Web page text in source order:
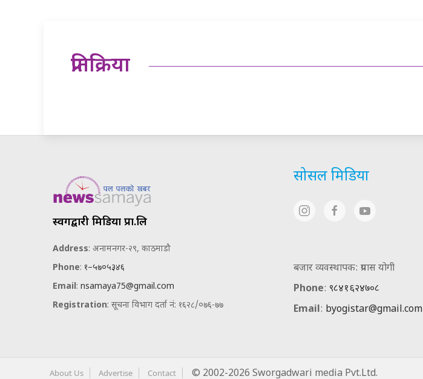
प्रतिक्रिया
स्वर्गद्वारी मिडिया प्रा.लि
Address: अनामनगर-२९, काठमाडौ
Phone: १–५७०५३४६
Email: nsamaya75@gmail.com
Registration: सूचना विभाग दर्ता नं: १६२८/०७६-७७
सोसल मिडिया
बजार व्यवस्थापक: प्रयास योगी
Phone: ९८४१६२४७०८
Email: byogistar@gmail.com
About Us Advertise Contact © 2002-2026 Sworgadwari media Pvt.Ltd.